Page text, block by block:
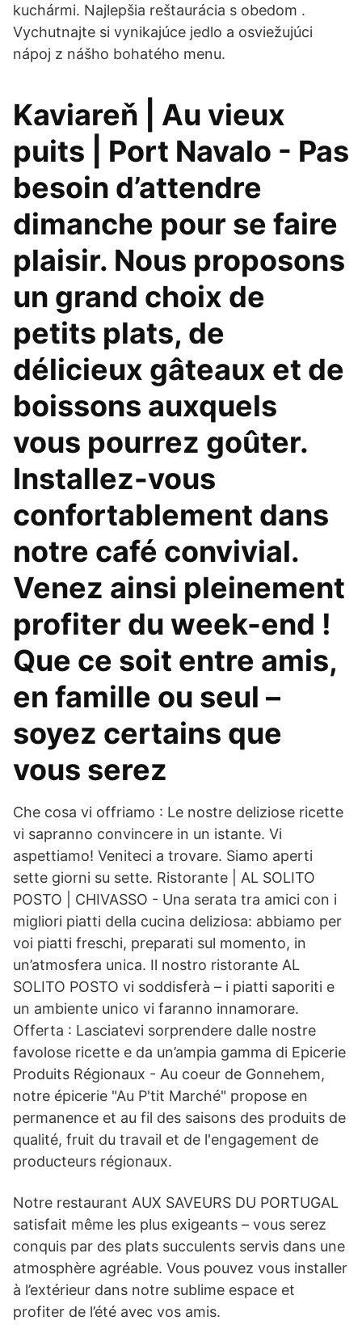
kuchármi. Najlepšia reštaurácia s obedom .
Vychutnajte si vynikajúce jedlo a osviežujúci
nápoj z nášho bohatého menu.
Kaviareň | Au vieux
puits | Port Navalo - Pas
besoin d’attendre
dimanche pour se faire
plaisir. Nous proposons
un grand choix de
petits plats, de
délicieux gâteaux et de
boissons auxquels
vous pourrez goûter.
Installez-vous
confortablement dans
notre café convivial.
Venez ainsi pleinement
profiter du week-end !
Que ce soit entre amis,
en famille ou seul –
soyez certains que
vous serez
Che cosa vi offriamo : Le nostre deliziose ricette
vi sapranno convincere in un istante. Vi
aspettiamo! Veniteci a trovare. Siamo aperti
sette giorni su sette. Ristorante | AL SOLITO
POSTO | CHIVASSO - Una serata tra amici con i
migliori piatti della cucina deliziosa: abbiamo per
voi piatti freschi, preparati sul momento, in
un’atmosfera unica. Il nostro ristorante AL
SOLITO POSTO vi soddisferà – i piatti saporiti e
un ambiente unico vi faranno innamorare.
Offerta : Lasciatevi sorprendere dalle nostre
favolose ricette e da un’ampia gamma di Epicerie
Produits Régionaux - Au coeur de Gonnehem,
notre épicerie "Au P'tit Marché" propose en
permanence et au fil des saisons des produits de
qualité, fruit du travail et de l'engagement de
producteurs régionaux.
Notre restaurant AUX SAVEURS DU PORTUGAL
satisfait même les plus exigeants – vous serez
conquis par des plats succulents servis dans une
atmosphère agréable. Vous pouvez vous installer
à l’extérieur dans notre sublime espace et
profiter de l’été avec vos amis.